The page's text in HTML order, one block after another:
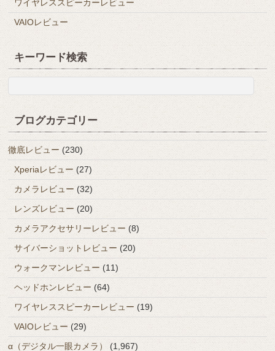
ワイヤレススピーカーレビュー
VAIOレビュー
キーワード検索
ブログカテゴリー
徹底レビュー (230)
Xperiaレビュー (27)
カメラレビュー (32)
レンズレビュー (20)
カメラアクセサリーレビュー (8)
サイバーショットレビュー (20)
ウォークマンレビュー (11)
ヘッドホンレビュー (64)
ワイヤレススピーカーレビュー (19)
VAIOレビュー (29)
α（デジタル一眼カメラ）
(1,967)